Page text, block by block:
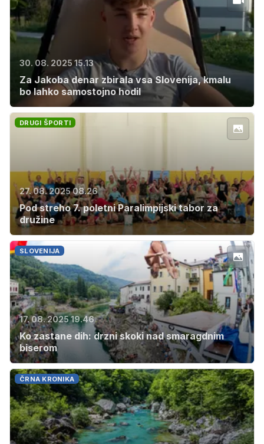
30. 08. 2025 15.13
Za Jakoba denar zbirala vsa Slovenija, kmalu
bo lahko samostojno hodil
DRUGI ŠPORTI
27. 08. 2025 08.26
Pod streho 7. poletni Paralimpijski tabor za
družine
SLOVENIJA
17. 08. 2025 19.46
Ko zastane dih: drzni skoki nad smaragdnim
biserom
ČRNA KRONIKA